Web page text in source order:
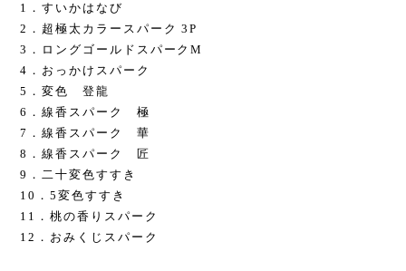
1．すいかはなび
2．超極太カラースパーク 3P
3．ロングゴールドスパークM
4．おっかけスパーク
5．変色 登龍
6．線香スパーク 極
7．線香スパーク 華
8．線香スパーク 匠
9．二十変色すすき
10．5変色すすき
11．桃の香りスパーク
12．おみくじスパーク